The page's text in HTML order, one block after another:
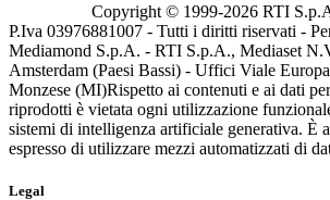
Copyright © 1999-2026 RTI
P.Iva 03976881007 - Tutti i diritti riservati -
Mediamond S.p.A. - RTI S.p.A., Mediaset
Amsterdam (Paesi Bassi) - Uffici Viale
Monzese (MI)Rispetto ai contenuti e ai dati
riprodotti è vietata ogni utilizzazione
sistemi di intelligenza artificiale generativa. È
espresso di utilizzare mezzi automatizzati di
Legal